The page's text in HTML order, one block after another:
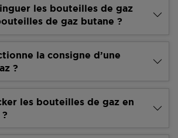
les bouteilles de gaz
de gaz butane ?
la consigne d’une
?
les bouteilles de gaz en